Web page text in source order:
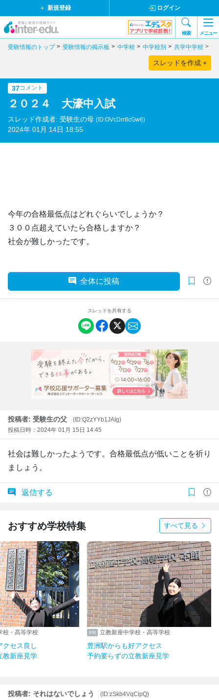
新規登録 ログイン
検索 メニュー
受験情報のトップ 受験情報の掲示板 中学校 中学校別 共学中学校
スレッドを作成 +
37コメント
２０２４ 大濠中入試
スレッド作成者: 受験生の母 (ID:OVcDrr8cGw6)
2024年 01月 14日 18:55
今年の合格最低点はどれぐらいでしょうか？
３００点超えていたら合格しますか？
社会が難しかったです。
全体に投稿
スレッドを共有する
投稿者: 受験生の父
(ID:Q2zYYb1JAIg)
投稿日時：2024年 01月 15日 14:45
社会は難しかったようです。合格最低点が低いことを祈り
ましょう。
返信する
おすすめ学校特集 すべて見る
校・高等学校
クセス良し
教新座見学
立教新座中学校・高等学校
豊洲駅からも好アクセス
予約要らずの立教新座見学
投稿者: それはないでしょう
(ID:zSkb4VqCipQ)